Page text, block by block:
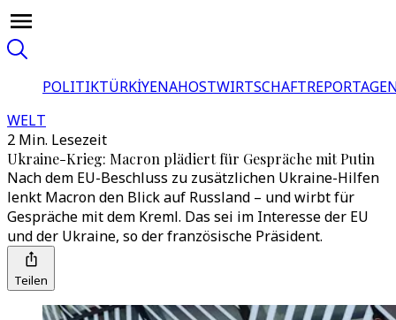
POLITIKTÜRKİYENAHOSTWIRTSCHAFT
WELT
2 Min. Lesezeit
Ukraine-Krieg: Macron plädiert für Gespräche mit Putin
Nach dem EU-Beschluss zu zusätzlichen Ukraine-Hilfen
lenkt Macron den Blick auf Russland – und wirbt für
Gespräche mit dem Kreml. Das sei im Interesse der EU
und der Ukraine, so der französische Präsident.
Teilen